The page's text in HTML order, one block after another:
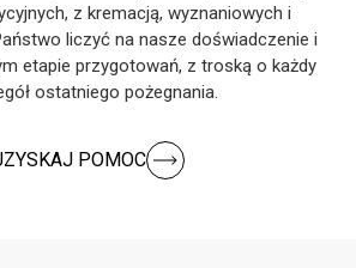
z kremacją, wyznaniowych i
liczyć na nasze doświadczenie i
etapie przygotowań, z troską o każdy
ostatniego pożegnania.
POMOC